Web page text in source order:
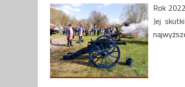
Rok
Jej